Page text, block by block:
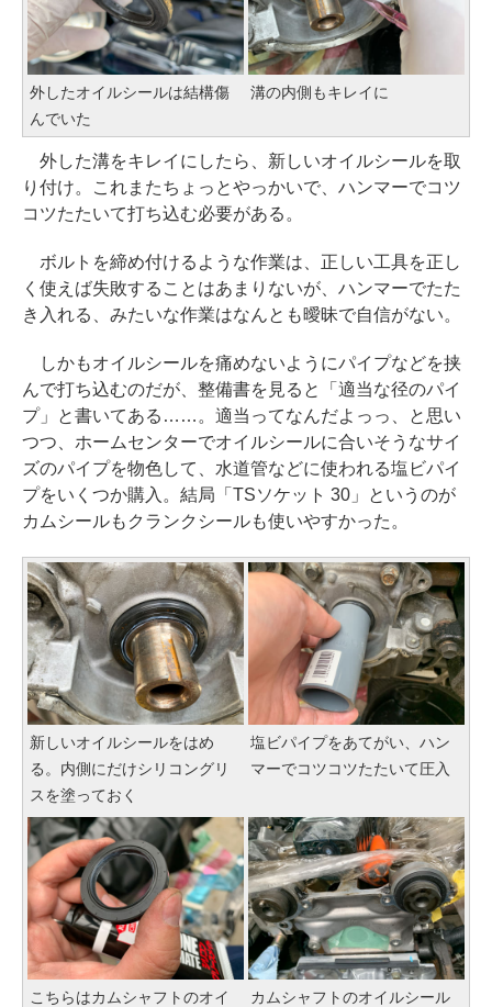
外したオイルシールは結構傷
んでいた
溝の内側もキレイに
外した溝をキレイにしたら、新しいオイルシールを取
り付け。これまたちょっとやっかいで、ハンマーでコツ
コツたたいて打ち込む必要がある。
ボルトを締め付けるような作業は、正しい工具を正し
く使えば失敗することはあまりないが、ハンマーでたた
き入れる、みたいな作業はなんとも曖昧で自信がない。
しかもオイルシールを痛めないようにパイプなどを挟
んで打ち込むのだが、整備書を見ると「適当な径のパイ
プ」と書いてある……。適当ってなんだよっっ、と思い
つつ、ホームセンターでオイルシールに合いそうなサイ
ズのパイプを物色して、水道管などに使われる塩ビパイ
プをいくつか購入。結局「TSソケット 30」というのが
カムシールもクランクシールも使いやすかった。
新しいオイルシールをはめ
る。内側にだけシリコングリ
スを塗っておく
塩ビパイプをあてがい、ハン
マーでコツコツたたいて圧入
こちらはカムシャフトのオイ
カムシャフトのオイルシール